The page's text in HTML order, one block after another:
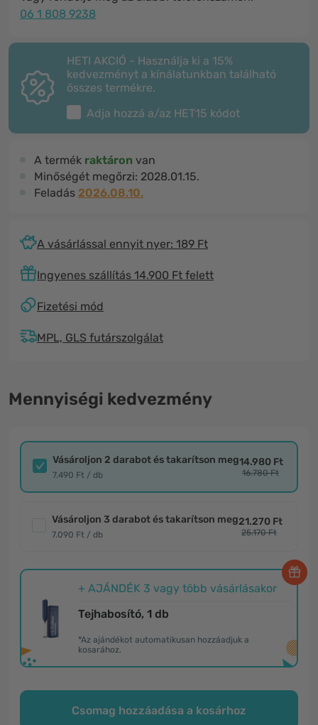
06 1 808 9238
HETI AKCIÓ - Használja ki a 15%
kedvezményt a kínálatunkban található
összes termékre.
Adja hozzá a/az HET15 kódot
A termék raktáron van
Minőségét megőrzi: 2028.01.15.
Feladás 2026.08.10.
A vásárlással ennyit nyer: 189 Ft
Ingyenes szállítás 14.900 Ft felett
Fizetési mód
MPL, GLS futárszolgálat
Mennyiségi kedvezmény
Vásároljon 2 darabot és takarítson meg
7.490 Ft / db
14.980 Ft
16.780 Ft
Vásároljon 3 darabot és takarítson meg
7.090 Ft / db
21.270 Ft
25.170 Ft
+ AJÁNDÉK 3 vagy több vásárlásakor
Tejhabosító, 1 db
*Az ajándékot automatikusan hozzáadjuk a
kosarához.
Csomag hozzáadása a kosárhoz